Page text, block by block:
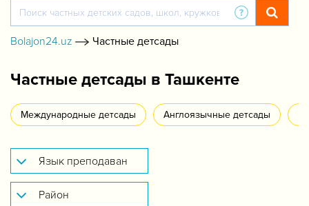
Bolajon24.uz Частные детсады
Частные детсады в Ташкенте
Международные детсады Англоязычные детсады